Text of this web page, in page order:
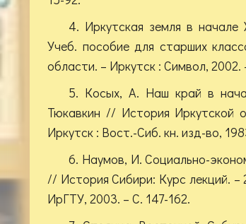
4. Иркутская земля в
Учеб. пособие для старших
области. – Иркутск : Символ, 2002.
5. Косых, А. Наш край в
Тюкавкин // История Иркутской
Иркутск : Вост.-Сиб. кн. изд-во,
6. Наумов, И. Социально-
// История Сибири: Курс лекций. –
ИрГТУ, 2003. – С. 147-162.